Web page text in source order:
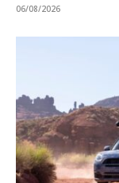
06/08/2026